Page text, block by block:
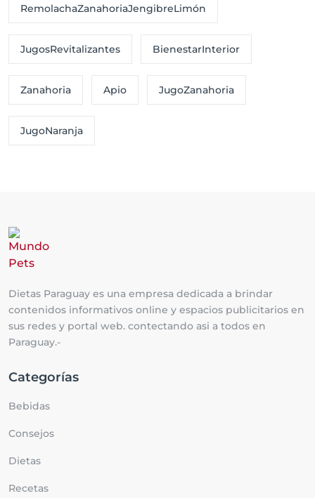
RemolachaZanahoriaJengibreLimón
JugosRevitalizantes BienestarInterior
Zanahoria Apio JugoZanahoria
JugoNaranja
Dietas Paraguay es una empresa dedicada a brindar
contenidos informativos online y espacios publicitarios en
sus redes y portal web. contectando asi a todos en
Paraguay.-
Categorías
Bebidas
Consejos
Dietas
Recetas